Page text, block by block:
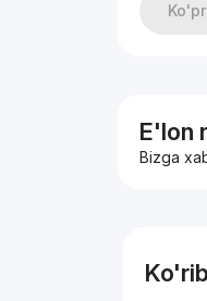
E'lon
Bizga